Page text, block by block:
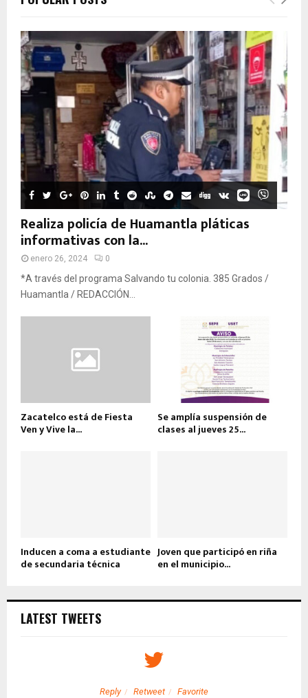
Realiza policía de Huamantla pláticas
informativas con la...
enero 26, 2024 0
*A través del programa Salvando tu colonia. 385 Grados /
Huamantla / REDACCIÓN...
Zacatelco está de Fiesta
Ven y Vive la...
Se amplía suspensión de
clases al jueves 25...
Inducen a coma a estudiante
de secundaria técnica
Joven que participó en riña
en el municipio...
LATEST TWEETS
Reply Retweet Favorite